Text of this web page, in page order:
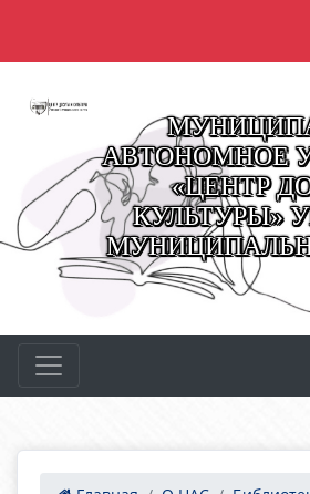
АВТОНОМНОЕ
«ЦЕНТР
КУЛЬТУРЫ»